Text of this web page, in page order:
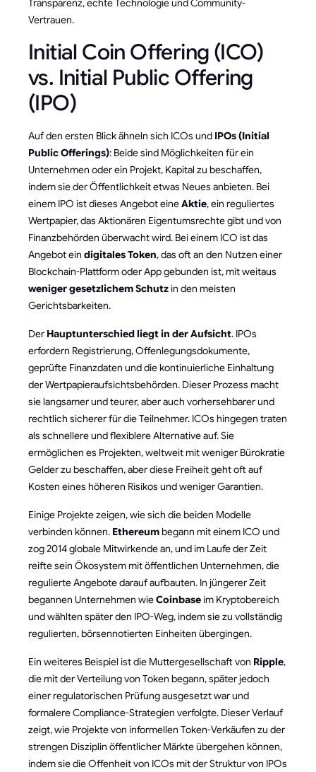
Transparenz, echte Technologie und Community-
Vertrauen.
Initial Coin Offering (ICO)
vs. Initial Public Offering
(IPO)
Auf den ersten Blick ähneln sich ICOs und IPOs (Initial
Public Offerings): Beide sind Möglichkeiten für ein
Unternehmen oder ein Projekt, Kapital zu beschaffen,
indem sie der Öffentlichkeit etwas Neues anbieten. Bei
einem IPO ist dieses Angebot eineAktie, ein reguliertes
Wertpapier, das Aktionären Eigentumsrechte gibt und von
Finanzbehörden überwacht wird. Bei einem ICO ist das
Angebot ein digitales Token, das oft an den Nutzen einer
Blockchain-Plattform oder App gebunden ist, mit weitaus
weniger gesetzlichem Schutzin den meisten
Gerichtsbarkeiten.
Der Hauptunterschied liegt in der Aufsicht. IPOs
erfordern Registrierung, Offenlegungsdokumente,
geprüfte Finanzdaten und die kontinuierliche Einhaltung
der Wertpapieraufsichtsbehörden. Dieser Prozess macht
sie langsamer und teurer, aber auch vorhersehbarer und
rechtlich sicherer für die Teilnehmer. ICOs hingegen traten
als schnellere und flexiblere Alternative auf. Sie
ermöglichen es Projekten, weltweit mit weniger Bürokratie
Gelder zu beschaffen, aber diese Freiheit geht oft auf
Kosten eines höheren Risikos und weniger Garantien.
Einige Projekte zeigen, wie sich die beiden Modelle
verbinden können. Ethereumbegann mit einem ICO und
zog 2014 globale Mitwirkende an, und im Laufe der Zeit
reifte sein Ökosystem mit öffentlichen Unternehmen, die
regulierte Angebote darauf aufbauten. In jüngerer Zeit
begannen Unternehmen wieCoinbaseim Kryptobereich
und wählten später den IPO-Weg, indem sie zu vollständig
regulierten, börsennotierten Einheiten übergingen.
Ein weiteres Beispiel ist die Muttergesellschaft von Ripple,
die mit der Verteilung von Token begann, später jedoch
einer regulatorischen Prüfung ausgesetzt war und
formalere Compliance-Strategien verfolgte. Dieser Verlauf
zeigt, wie Projekte von informellen Token-Verkäufen zu der
strengen Disziplin öffentlicher Märkte übergehen können,
indem sie die Offenheit von ICOs mit der Struktur von IPOs